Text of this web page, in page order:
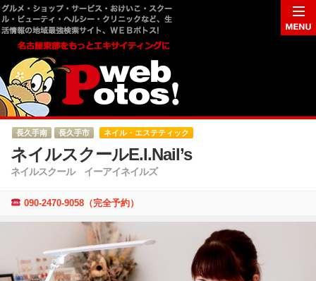
長久手南 長久手市 ネイル・エステティック
ネイルスクールE.I.Nail’s
ネイルスクール イーアイネイルズ
090-2470-9058（完全予約）